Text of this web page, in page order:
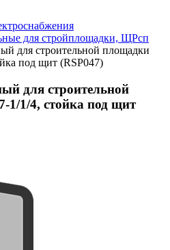
для стройплощадки, ЩРсп
для строительной площадки
под щит (RSP047)
для строительной
1/4, стойка под щит